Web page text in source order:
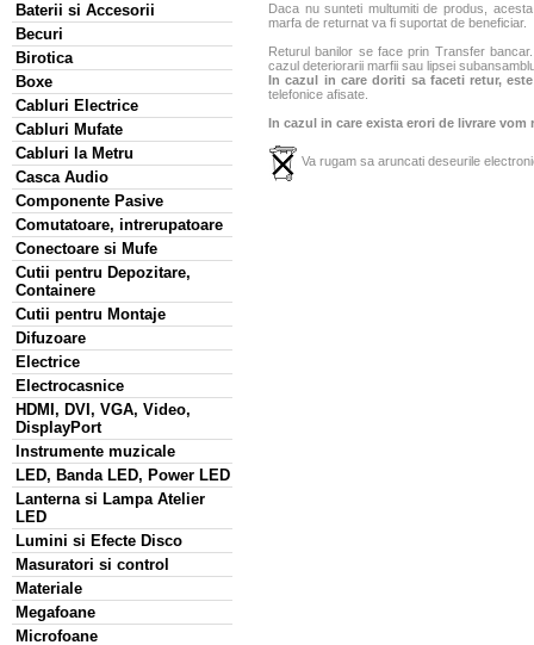
Baterii si Accesorii
Becuri
Birotica
Boxe
Cabluri Electrice
Cabluri Mufate
Cabluri la Metru
Casca Audio
Componente Pasive
Comutatoare, intrerupatoare
Conectoare si Mufe
Cutii pentru Depozitare,
Containere
Cutii pentru Montaje
Difuzoare
Electrice
Electrocasnice
HDMI, DVI, VGA, Video,
DisplayPort
Instrumente muzicale
LED, Banda LED, Power LED
Lanterna si Lampa Atelier
LED
Lumini si Efecte Disco
Masuratori si control
Materiale
Megafoane
Microfoane
Daca nu sunteti multumiti de produs,
marfa de returnat va fi suportat de beneficiar.
Returul banilor se face prin Transfer
cazul deteriorarii marfii sau lipsei
In cazul in care doriti sa faceti retur,
telefonice afisate.
In cazul in care exista erori de livrare
Va rugam sa aruncati deseurile